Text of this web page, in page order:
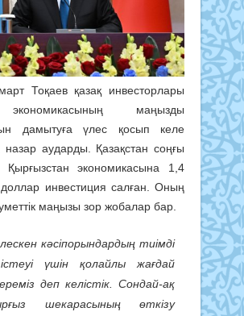
Тоқаев қазақ инвесторлары
маңызды
дамытуға үлес қосып келе
назар аударды. Қазақстан соңғы
экономикасына 1,4
инвестиция салған. Оның
маңызы зор жобалар бар.
кәсіпорындардың тиімді
үшін қолайлы жағдай
деп келістік. Сондай-ақ
шекарасының өткізу